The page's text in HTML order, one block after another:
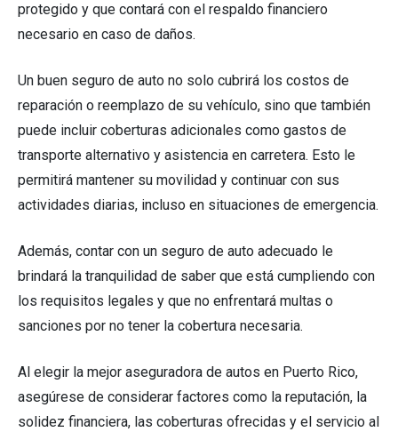
protegido y que contará con el respaldo financiero
necesario en caso de daños.
Un buen seguro de auto no solo cubrirá los costos de
reparación o reemplazo de su vehículo, sino que también
puede incluir coberturas adicionales como gastos de
transporte alternativo y asistencia en carretera. Esto le
permitirá mantener su movilidad y continuar con sus
actividades diarias, incluso en situaciones de emergencia.
Además, contar con un seguro de auto adecuado le
brindará la tranquilidad de saber que está cumpliendo con
los requisitos legales y que no enfrentará multas o
sanciones por no tener la cobertura necesaria.
Al elegir la mejor aseguradora de autos en Puerto Rico,
asegúrese de considerar factores como la reputación, la
solidez financiera, las coberturas ofrecidas y el servicio al